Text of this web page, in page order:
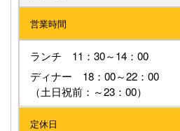
営業時間
ランチ 11：30～14：00
ディナー 18：00～22：00
（土日祝前：～23：00）
定休日